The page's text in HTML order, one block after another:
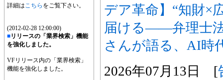
詳細はこちら をご覧下さい。
(2012-02-28 12:00:00)
■リリースの「業界検索」機能
を強化しました。
VFリリース内の「業界検索」
機能を強化しました。
デア革命】“知財×
届ける――弁理士
さんが語る、AI時
2026年07月13日 [